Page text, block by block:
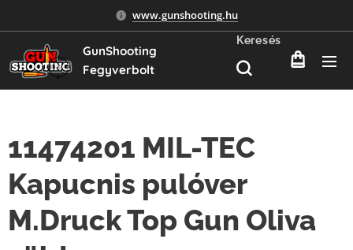
www.gunshooting.hu
GunShooting
Fegyverbolt
Keresés
11474201 MIL-TEC
Kapucnis pulóver
M.Druck Top Gun Oliva